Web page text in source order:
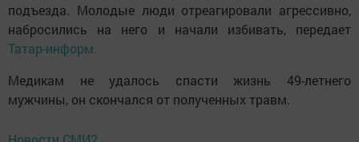
подъезда. Молодые люди отреагировали агрессивно,
набросились на него и начали избивать, передает
Татар-информ.
Медикам не удалось спасти жизнь 49-летнего
мужчины, он скончался от полученных травм.